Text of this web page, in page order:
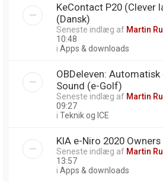
KeContact P20 (Clever
(Dansk)
Seneste indlæg af Martin
10:48
i Apps & downloads
OBDeleven:
Sound (e-Golf)
Seneste indlæg af Martin
09:27
i Teknik og ICE
KIA e-Niro 2020
Seneste indlæg af Martin
13:57
i Apps & downloads